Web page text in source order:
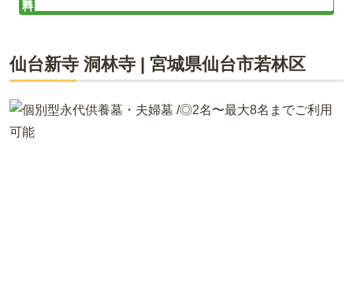
四季折々の美しい草花が訪れる人を出迎えてくれる安らぎの場
所です。 芝墓所は1.8㎡と2.25㎡で、一般墓所は1.5㎡・3㎡・
3.6㎡の5種類があります。 ゆとりある広さの区画をお探しの方
仙台新寺 洞林寺 宮城県仙台市若林区